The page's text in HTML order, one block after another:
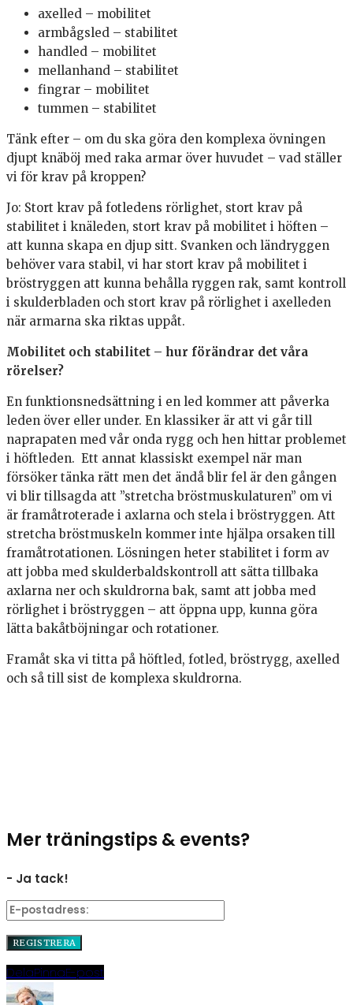
axelled – mobilitet
armbågsled – stabilitet
handled – mobilitet
mellanhand – stabilitet
fingrar – mobilitet
tummen – stabilitet
Tänk efter – om du ska göra den komplexa övningen
djupt knäböj med raka armar över huvudet – vad ställer
vi för krav på kroppen?
Jo: Stort krav på fotledens rörlighet, stort krav på
stabilitet i knäleden, stort krav på mobilitet i höften –
att kunna skapa en djup sitt. Svanken och ländryggen
behöver vara stabil, vi har stort krav på mobilitet i
bröstryggen att kunna behålla ryggen rak, samt kontroll
i skulderbladen och stort krav på rörlighet i axelleden
när armarna ska riktas uppåt.
Mobilitet och stabilitet – hur förändrar det våra
rörelser?
En funktionsnedsättning i en led kommer att påverka
leden över eller under. En klassiker är att vi går till
naprapaten med vår onda rygg och hen hittar problemet
i höftleden. Ett annat klassiskt exempel när man
försöker tänka rätt men det ändå blir fel är den gången
vi blir tillsagda att ”stretcha bröstmuskulaturen” om vi
är framåtroterade i axlarna och stela i bröstryggen. Att
stretcha bröstmuskeln kommer inte hjälpa orsaken till
framåtrotationen. Lösningen heter stabilitet i form av
att jobba med skulderbaldskontroll att sätta tillbaka
axlarna ner och skuldrorna bak, samt att jobba med
rörlighet i bröstryggen – att öppna upp, kunna göra
lätta bakåtböjningar och rotationer.
Framåt ska vi titta på höftled, fotled, bröstrygg, axelled
och så till sist de komplexa skuldrorna.
Mer träningstips & events?
- Ja tack!
DelaPinnaE-post